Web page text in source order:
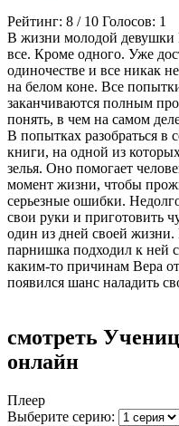
Рейтинг: 8 / 10 Голосов: 1
В жизни молодой девушки
все. Кроме одного. Уже
одиночестве и все никак
на белом коне. Все
заканчиваются полным
понять, в чем на самом
В попытках разобраться в
книги, на одной из
зелья. Оно помогает
момент жизни, чтобы
серьезные ошибки.
свои руки и приготовить
один из дней своей
парнишка подходил к ней
каким-то причинам Вера
появился шанс наладить
смотреть
онлайн
Плеер
Выберите серию: